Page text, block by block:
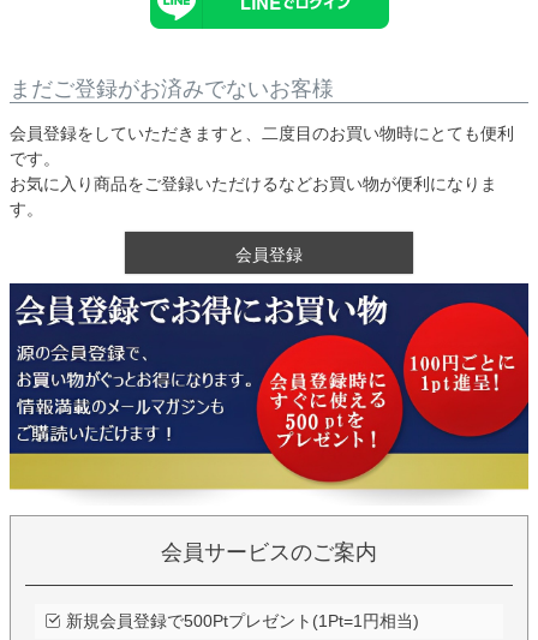
まだご登録がお済みでないお客様
会員登録をしていただきますと、二度目のお買い物時にとても便利
です。
お気に入り商品をご登録いただけるなどお買い物が便利になりま
す。
会員登録
会員サービスのご案内
新規会員登録で500Ptプレゼント(1Pt=1円相当)